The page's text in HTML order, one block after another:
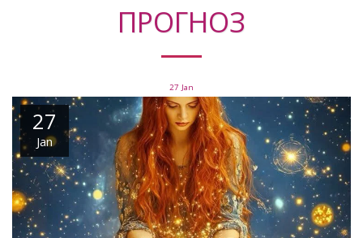
ПРОГНОЗ
27 Jan
27
Jan